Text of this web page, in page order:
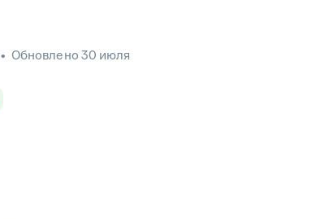
• Обновлено 30 июля